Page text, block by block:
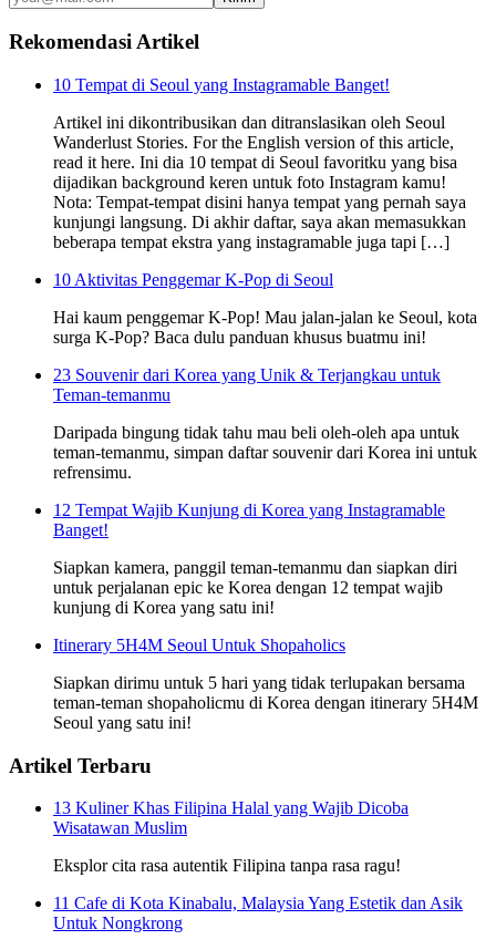
Rekomendasi Artikel
10 Tempat di Seoul yang Instagramable Banget!
Artikel ini dikontribusikan dan ditranslasikan oleh Seoul
Wanderlust Stories. For the English version of this article,
read it here. Ini dia 10 tempat di Seoul favoritku yang bisa
dijadikan background keren untuk foto Instagram kamu!
Nota: Tempat-tempat disini hanya tempat yang pernah saya
kunjungi langsung. Di akhir daftar, saya akan memasukkan
beberapa tempat ekstra yang instagramable juga tapi […]
10 Aktivitas Penggemar K-Pop di Seoul
Hai kaum penggemar K-Pop! Mau jalan-jalan ke Seoul, kota
surga K-Pop? Baca dulu panduan khusus buatmu ini!
23 Souvenir dari Korea yang Unik & Terjangkau untuk
Teman-temanmu
Daripada bingung tidak tahu mau beli oleh-oleh apa untuk
teman-temanmu, simpan daftar souvenir dari Korea ini untuk
refrensimu.
12 Tempat Wajib Kunjung di Korea yang Instagramable
Banget!
Siapkan kamera, panggil teman-temanmu dan siapkan diri
untuk perjalanan epic ke Korea dengan 12 tempat wajib
kunjung di Korea yang satu ini!
Itinerary 5H4M Seoul Untuk Shopaholics
Siapkan dirimu untuk 5 hari yang tidak terlupakan bersama
teman-teman shopaholicmu di Korea dengan itinerary 5H4M
Seoul yang satu ini!
Artikel Terbaru
13 Kuliner Khas Filipina Halal yang Wajib Dicoba
Wisatawan Muslim
Eksplor cita rasa autentik Filipina tanpa rasa ragu!
11 Cafe di Kota Kinabalu, Malaysia Yang Estetik dan Asik
Untuk Nongkrong